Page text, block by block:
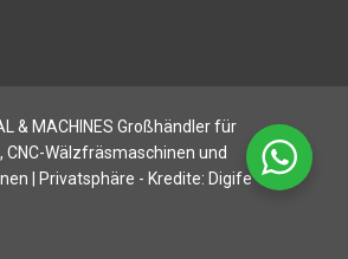
& MACHINES Großhändler für
Wälzfräsmaschinen und
|
Privatsphäre - Kredite: Digife